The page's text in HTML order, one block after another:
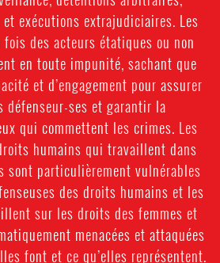
exécutions extrajudiciaires. Les
des acteurs étatiques ou non
en toute impunité, sachant que
et d’engagement pour assurer
défenseur-ses et garantir la
qui commettent les crimes. Les
humains qui travaillent dans
sont particulièrement vulnérables
des droits humains et les
sur les droits des femmes et
menacées et attaquées
font et ce qu’elles représentent.